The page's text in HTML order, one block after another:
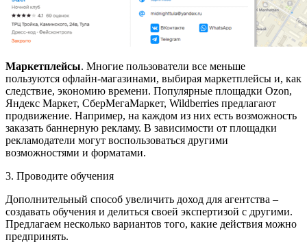
Маркетплейсы. Многие пользователи все меньше
пользуются офлайн-магазинами, выбирая маркетплейсы и, как
следствие, экономию времени. Популярные площадки Ozon,
Яндекс Маркет, СберМегаМаркет, Wildberries предлагают
продвижение. Например, на каждом из них есть возможность
заказать баннерную рекламу. В зависимости от площадки
рекламодатели могут воспользоваться другими
возможностями и форматами.
3. Проводите обучения
Дополнительный способ увеличить доход для агентства –
создавать обучения и делиться своей экспертизой с другими.
Предлагаем несколько вариантов того, какие действия можно
предпринять.